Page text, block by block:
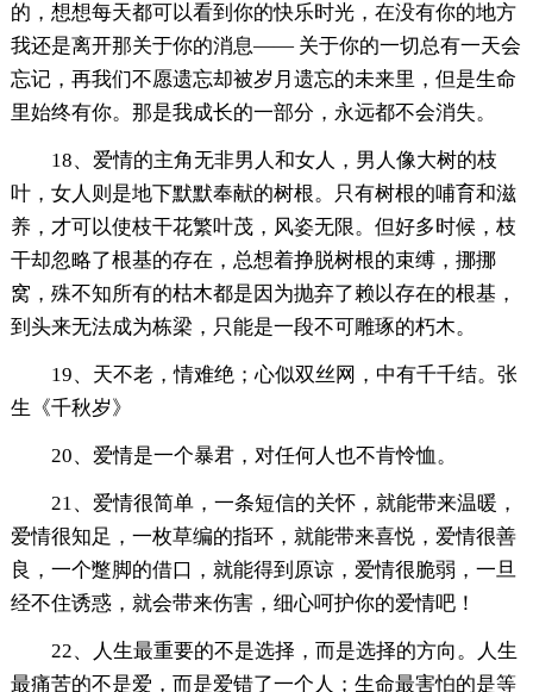
的，想想每天都可以看到你的快乐时光，在没有你的地方
我还是离开那关于你的消息—— 关于你的一切总有一天会
忘记，再我们不愿遗忘却被岁月遗忘的未来里，但是生命
里始终有你。那是我成长的一部分，永远都不会消失。
18、爱情的主角无非男人和女人，男人像大树的枝
叶，女人则是地下默默奉献的树根。只有树根的哺育和滋
养，才可以使枝干花繁叶茂，风姿无限。但好多时候，枝
干却忽略了根基的存在，总想着挣脱树根的束缚，挪挪
窝，殊不知所有的枯木都是因为抛弃了赖以存在的根基，
到头来无法成为栋梁，只能是一段不可雕琢的朽木。
19、天不老，情难绝；心似双丝网，中有千千结。张
生《千秋岁》
20、爱情是一个暴君，对任何人也不肯怜恤。
21、爱情很简单，一条短信的关怀，就能带来温暖，
爱情很知足，一枚草编的指环，就能带来喜悦，爱情很善
良，一个蹩脚的借口，就能得到原谅，爱情很脆弱，一旦
经不住诱惑，就会带来伤害，细心呵护你的爱情吧！
22、人生最重要的不是选择，而是选择的方向。人生
最痛苦的不是爱，而是爱错了一个人；生命最害怕的是等